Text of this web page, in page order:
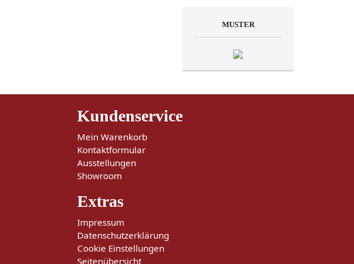
MUSTER
Kundenservice
Mein Warenkorb
Kontaktformular
Ausstellungen
Showroom
Extras
Impressum
Datenschutzerklärung
Cookie Einstellungen
Seitenübersicht